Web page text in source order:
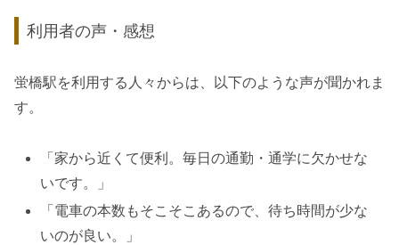
利用者の声・感想
蛍橋駅を利用する人々からは、以下のような声が聞かれま
す。
「家から近くて便利。毎日の通勤・通学に欠かせな
いです。」
「電車の本数もそこそこあるので、待ち時間が少な
いのが良い。」